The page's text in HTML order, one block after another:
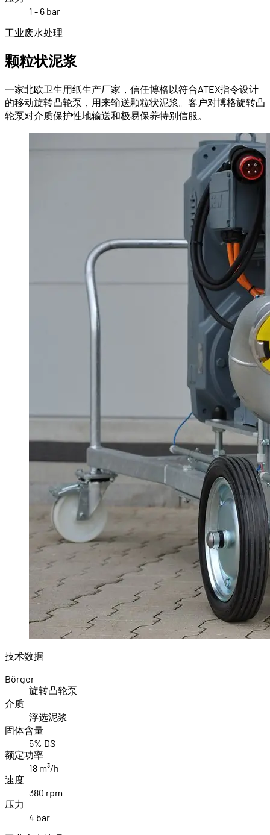
1 - 6 bar
工业废水处理
颗粒状泥浆
一家北欧卫生用纸生产厂家，信任博格以符合ATEX指令设计
的移动旋转凸轮泵，用来输送颗粒状泥浆。客户对博格旋转凸
轮泵对介质保护性地输送和极易保养特别信服。
技术数据
Börger
旋转凸轮泵
介质
浮选泥浆
固体含量
5% DS
额定功率
18 m³/h
速度
380 rpm
压力
4 bar